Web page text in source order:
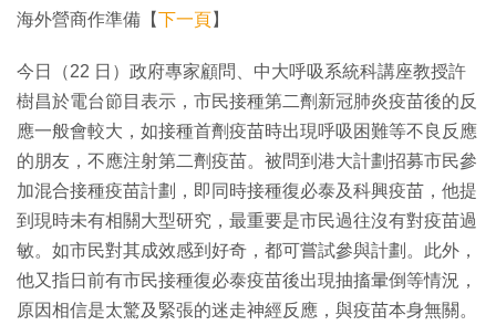
海外營商作準備【下一頁】
今日（22 日）政府專家顧問、中大呼吸系統科講座教授許
樹昌於電台節目表示，市民接種第二劑新冠肺炎疫苗後的反
應一般會較大，如接種首劑疫苗時出現呼吸困難等不良反應
的朋友，不應注射第二劑疫苗。被問到港大計劃招募市民參
加混合接種疫苗計劃，即同時接種復必泰及科興疫苗，他提
到現時未有相關大型研究，最重要是市民過往沒有對疫苗過
敏。如市民對其成效感到好奇，都可嘗試參與計劃。此外，
他又指日前有市民接種復必泰疫苗後出現抽搐暈倒等情況，
原因相信是太驚及緊張的迷走神經反應，與疫苗本身無關。